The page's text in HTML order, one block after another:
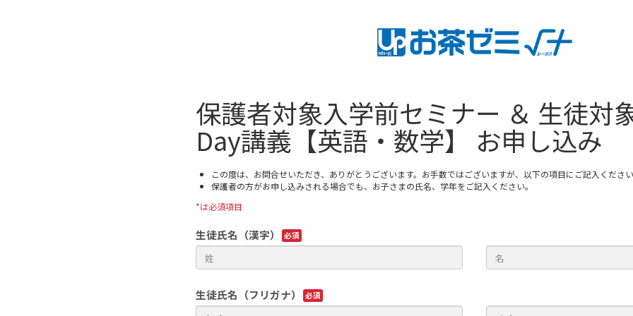
保護者対象入学前セミナー ＆ 生徒対
Day講義【英語・数学】 お申し込み
この度は、お問合せいただき、ありがとうございます。お手数ではございますが、以下の項目にご記入ください
保護者の方がお申し込みされる場合でも、お子さまの氏名、学年をご記入ください。
*は必須項目
生徒氏名（漢字）
生徒氏名（フリガナ）